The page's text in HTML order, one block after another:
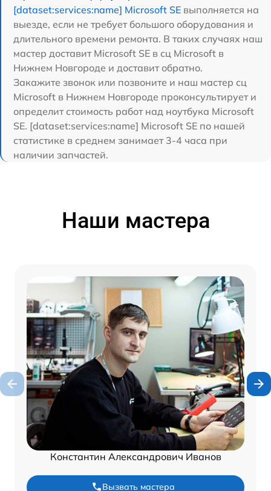
[dataset:services:name] Microsoft SE выполняется на
выезде, если не требует большого оборудования и
длительного времени ремонта. В таких случаях наш
мастер доставит Microsoft SE в сц Microsoft в
Нижнем Новгороде и доставит обратно.
Закажите звонок или позвоните и наш мастер сц
Microsoft в Нижнем Новгороде проконсультирует и
определит стоимость работ над ноутбука Microsoft
SE. [dataset:services:name] Microsoft SE по нашей
статистике в среднем занимает 3-4 часа при
наличии запчастей.
Наши мастера
Константин Александрович Иванов
Вызвать мастера